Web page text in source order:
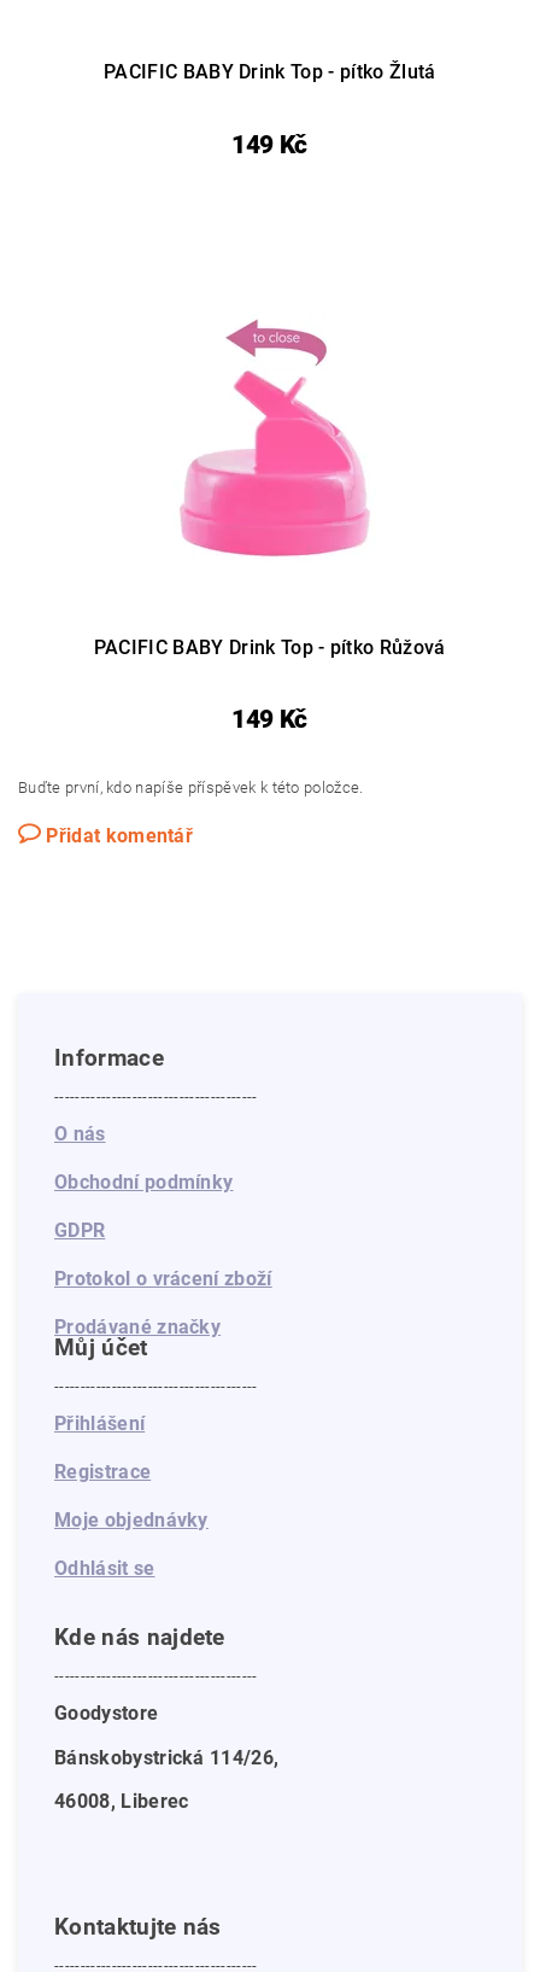
PACIFIC BABY Drink Top - pítko Žlutá
149 Kč
PACIFIC BABY Drink Top - pítko Růžová
149 Kč
Buďte první, kdo napíše příspěvek k této položce.
Přidat komentář
Informace
---------------------------------------
O nás
Obchodní podmínky
GDPR
Protokol o vrácení zboží
Prodávané značky
Můj účet
---------------------------------------
Přihlášení
Registrace
Moje objednávky
Odhlásit se
Kde nás najdete
---------------------------------------
Goodystore
Bánskobystrická 114/26,
46008, Liberec
Kontaktujte nás
---------------------------------------